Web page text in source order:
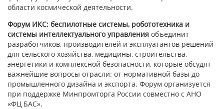
области космической деятельности.
Форум ИКС: беспилотные системы, робототехника и
системы интеллектуального управления объединит
разработчиков, производителей и эксплуатантов решений
для сельского хозяйства, медицины, строительства,
энергетики и комплексной безопасности, которые обсудят
важнейшие вопросы отрасли: от нормативной базы до
промышленного дизайна и экспорта. Форум организуется
при поддержке Минпромторга России совместно с АНО
«ФЦ БАС».